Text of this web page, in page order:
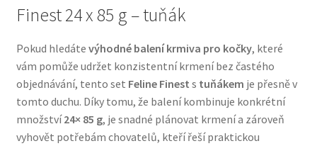
N&D Farmina pro psy — Italské holistic krmivo
Oblečky pro psy
Pamlsky pro psy
Pelíšky pro psy
Finest 24 x 85 g – tuňák
Pokud hledáte výhodné balení krmiva pro kočky, které
vám pomůže udržet konzistentní krmení bez častého
objednávání, tento set Feline Finest s tuňákem je přesně v
tomto duchu. Díky tomu, že balení kombinuje konkrétní
množství24× 85 g, je snadné plánovat krmení a zároveň
vyhovět potřebám chovatelů, kteří řeší praktickou